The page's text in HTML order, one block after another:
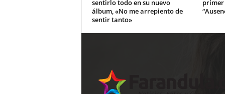
sentirlo todo en su nuevo
álbum, «No me arrepiento de
sentir tanto»
primer